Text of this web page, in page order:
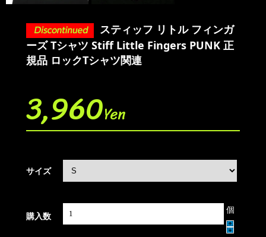
スティッフ リトル フィンガ
ーズ Tシャツ Stiff Little Fingers PUNK 正
規品 ロックTシャツ関連
3,960Yen
サイズ
購入数
個